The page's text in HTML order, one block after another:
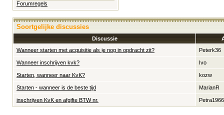
Forumregels
Soortgelijke discussies
Discussie
Wanneer starten met acquisitie als je nog in opdracht zit?
Peterk36
Wanneer inschrijven kvk? Ivo
Starten, wanneer naar KvK? kozw
Starten - wanneer is de beste tijd MarianR
inschrijven KvK en afgifte BTW nr. Petra1966